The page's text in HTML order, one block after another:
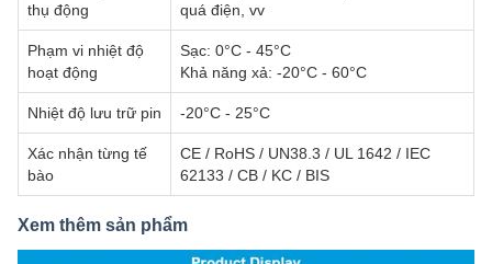
thụ động
quá điện, vv
Phạm vi nhiệt độ
hoạt động
Sạc: 0°C - 45°C
Khả năng xả: -20°C - 60°C
Nhiệt độ lưu trữ pin -20°C - 25°C
Xác nhận từng tế
bào
CE / RoHS / UN38.3 / UL 1642 / IEC
62133 / CB / KC / BIS
Xem thêm sản phẩm